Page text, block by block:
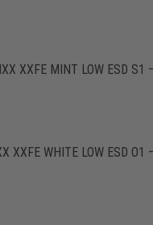
XXFE MINT LOW ESD S1
XXFE WHITE LOW ESD O1